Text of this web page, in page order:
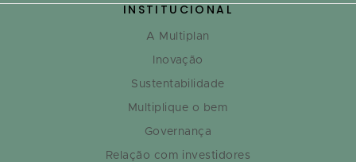
INSTITUCIONAL
A Multiplan
Inovação
Sustentabilidade
Multiplique o bem
Governança
Relação com investidores